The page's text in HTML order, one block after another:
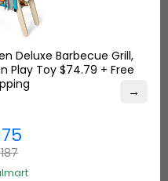
→
Deluxe Barbecue Grill,
Play Toy $74.79 + Free